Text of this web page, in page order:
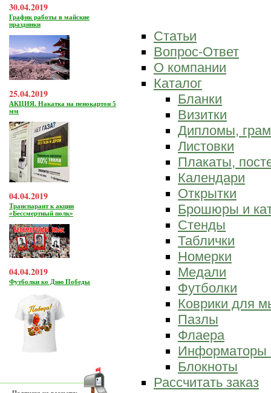
30.04.2019
График работы в майские
праздники
25.04.2019
АКЦИЯ. Накатка на пенокартон 5
мм
04.04.2019
Транспарант к акции
«Бессмертный полк»
04.04.2019
Футболки ко Дню Победы
Статьи
Вопрос-Ответ
О компании
Каталог
Бланки
Визитки
Дипломы,
Листовки
Плакаты,
Календари
Открытки
Брошюры и
Стенды
Таблички
Номерки
Медали
Футболки
Коврики для
Пазлы
Флаера
Информаторы
Блокноты
Рассчитать заказ